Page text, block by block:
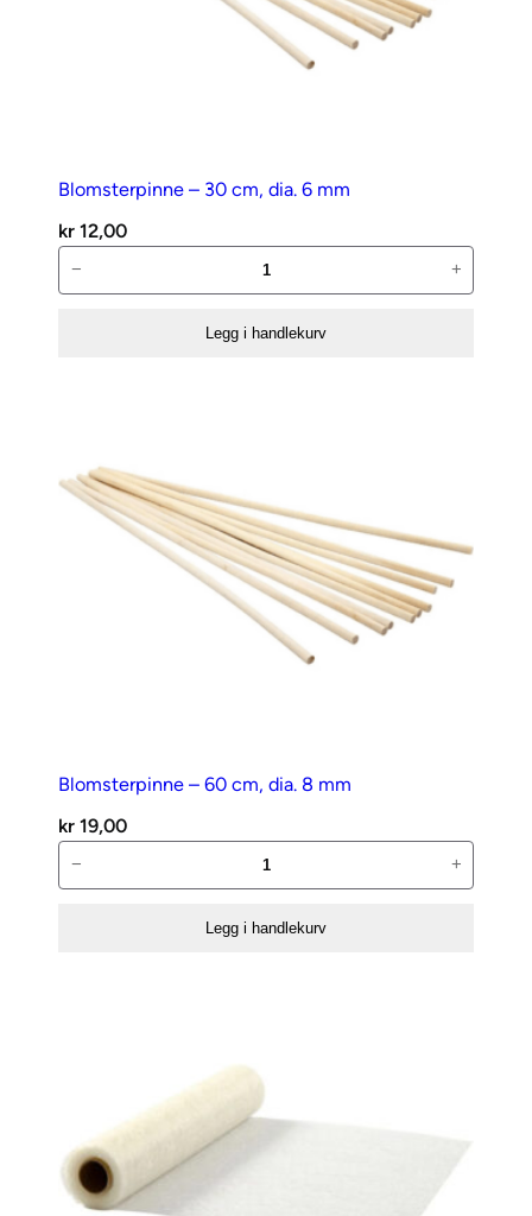
Blomsterpinne – 30 cm, dia. 6 mm
kr 12,00
–
antall
− +
Legg i handlekurv
Blomsterpinne – 60 cm, dia. 8 mm
kr 19,00
–
− +
Legg i handlekurv